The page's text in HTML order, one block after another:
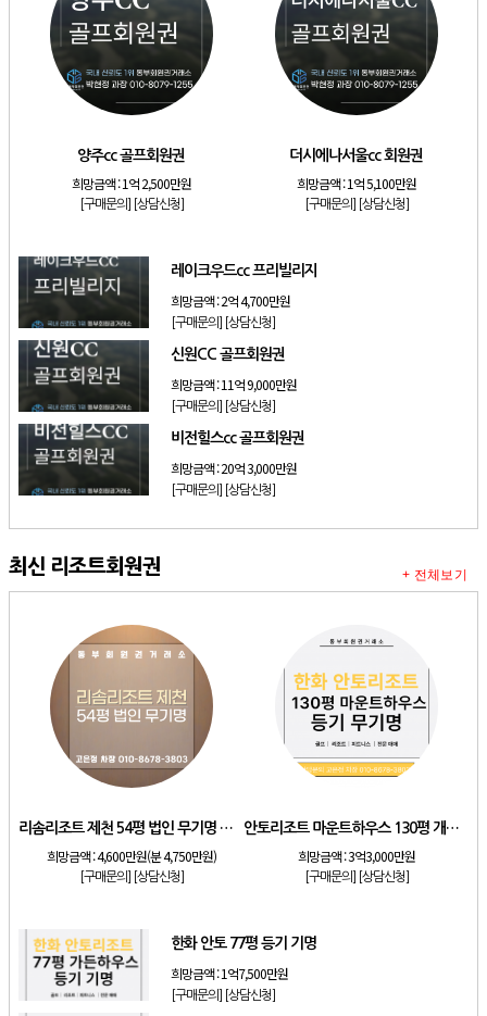
[리조트] 소노호텔앤리조트 로얄 회원제 기명
[리조트] 소노호텔앤리조트 스위트 등기 기명
금호리조트 28평 등기 기명
더시에나서울cc 회원권
레이크우드cc 프리빌리지
양주cc 골프회원권
희망금액 :1억 2,500만원
[구매문의] [상담신청]
더시에나서울cc 회원권
희망금액 :1억 5,100만원
[구매문의] [상담신청]
레이크우드cc 프리빌리지
희망금액 :2억 4,700만원
[구매문의] [상담신청]
신원CC 골프회원권
희망금액 :11억 9,000만원
[구매문의] [상담신청]
비전힐스cc 골프회원권
희망금액 :20억 3,000만원
[구매문의] [상담신청]
최신 리조트회원권
리솜리조트 제천 54평 법인 무기명 회원제
희망금액 :4,600만원(분 4,750만원)
[구매문의] [상담신청]
안토리조트 마운트하우스 130평 개인 기명
희망금액 :3억3,000만원
[구매문의] [상담신청]
한화 안토 77평 등기 기명
희망금액 :1억7,500만원
[구매문의] [상담신청]
+ 전체보기